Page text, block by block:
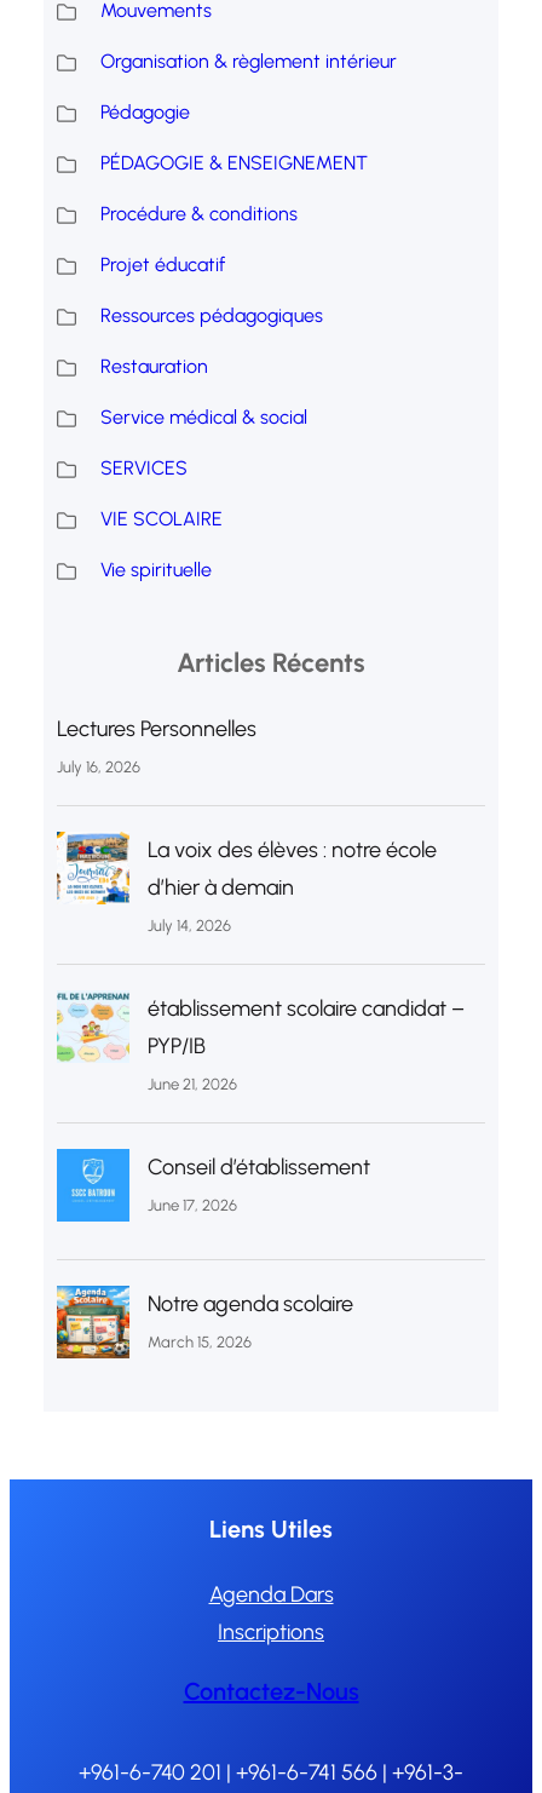
Mouvements
Organisation & règlement intérieur
Pédagogie
PÉDAGOGIE & ENSEIGNEMENT
Procédure & conditions
Projet éducatif
Ressources pédagogiques
Restauration
Service médical & social
SERVICES
VIE SCOLAIRE
Vie spirituelle
Articles Récents
Lectures Personnelles
July 16, 2026
La voix des élèves : notre école
d’hier à demain
July 14, 2026
établissement scolaire candidat –
PYP/IB
June 21, 2026
Conseil d’établissement
June 17, 2026
Notre agenda scolaire
March 15, 2026
Liens Utiles
Agenda Dars
Inscriptions
Contactez-Nous
+961-6-740 201 | +961-6-741 566 | +961-3-